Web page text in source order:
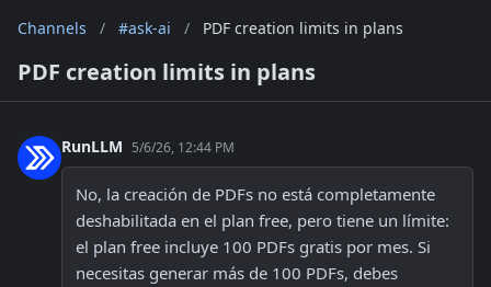
Channels / #ask-ai / PDF creation limits in plans
PDF creation limits in plans
RunLLM 5/6/26, 12:44 PM
No, la creación de PDFs no está completamente
deshabilitada en el plan free, pero tiene un límite:
el plan free incluye 100 PDFs gratis por mes. Si
necesitas generar más de 100 PDFs, debes